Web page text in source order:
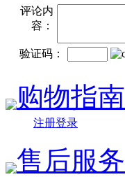
评论内
容：
验证码：
购物指南
注册登录
售后服务